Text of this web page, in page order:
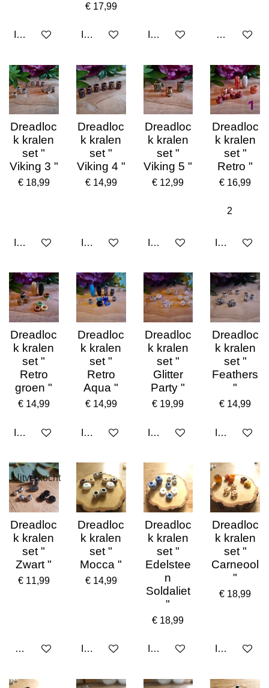
In winkelwagen
€ 17,99
In winkelwagen In winkelwagen Houd mij
Dreadloc
k kralen
set "
Viking 3 "
€ 18,99
In winkelwagen
Dreadloc
k kralen
set "
Viking 4 "
€ 14,99
In winkelwagen
Dreadloc
k kralen
set "
Viking 5 "
€ 12,99
In winkelwagen
Dreadloc
k kralen
set "
Retro "
€ 16,99
In
Dreadloc
k kralen
set "
Retro
groen "
€ 14,99
In winkelwagen
Dreadloc
k kralen
set "
Retro
Aqua "
€ 14,99
In winkelwagen
Dreadloc
k kralen
set "
Glitter
Party "
€ 19,99
In winkelwagen
Dreadloc
k kralen
set "
Feathers
"
€ 14,99
In
Uitverkocht
Dreadloc
k kralen
set "
Zwart "
€ 11,99
Houd mij op de hoogte
Dreadloc
k kralen
set "
Mocca "
€ 14,99
In winkelwagen
Dreadloc
k kralen
set "
Edelstee
n
Soldaliet
"
€ 18,99
In winkelwagen
Dreadloc
k kralen
set "
Carneool
"
€ 18,99
In